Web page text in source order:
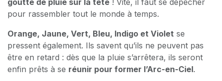
pour rassembler tout le monde à temps.
Orange, Jaune, Vert, Bleu, Indigo et Violet se
pressent également. Ils savent qu’ils ne peuvent pas
être en retard : dès que la pluie s’arrêtera, ils seront
enfin prêts à se réunir pour former l’Arc-en-Ciel.